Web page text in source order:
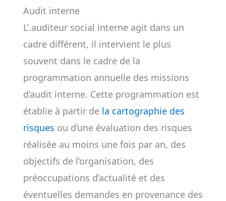
Audit interne
L’.auditeur social interne agit dans un
cadre différent, il intervient le plus
souvent dans le cadre de la
programmation annuelle des missions
d’audit interne. Cette programmation est
établie à partir de la cartographie des
risques ou d’une évaluation des risques
réalisée au moins une fois par an, des
objectifs de l’organisation, des
préoccupations d’actualité et des
éventuelles demandes en provenance des